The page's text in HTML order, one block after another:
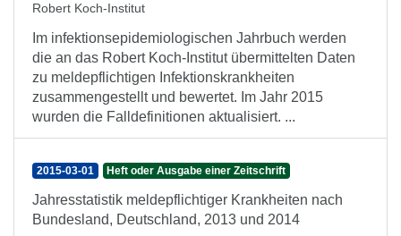
Robert Koch-Institut
Im infektionsepidemiologischen Jahrbuch werden
die an das Robert Koch-Institut übermittelten Daten
zu meldepflichtigen Infektionskrankheiten
zusammengestellt und bewertet. Im Jahr 2015
wurden die Falldefinitionen aktualisiert. ...
2015-03-01 Heft oder Ausgabe einer Zeitschrift
Jahresstatistik meldepflichtiger Krankheiten nach
Bundesland, Deutschland, 2013 und 2014